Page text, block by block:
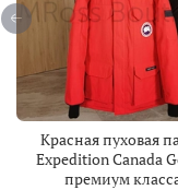
Красная пуховая
Expedition Canada
премиум